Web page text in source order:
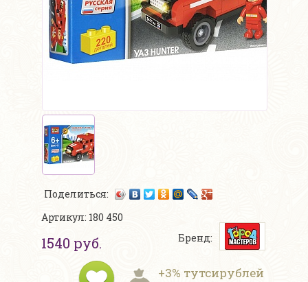
Поделиться:
Артикул: 180 450
1540 руб. Бренд:
+3% тутсирублей